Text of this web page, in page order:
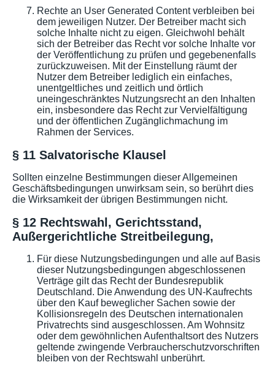
Rechte an User Generated Content verbleiben bei
dem jeweiligen Nutzer. Der Betreiber macht sich
solche Inhalte nicht zu eigen. Gleichwohl behält
sich der Betreiber das Recht vor solche Inhalte vor
der Veröffentlichung zu prüfen und gegebenenfalls
zurückzuweisen. Mit der Einstellung räumt der
Nutzer dem Betreiber lediglich ein einfaches,
unentgeltliches und zeitlich und örtlich
uneingeschränktes Nutzungsrecht an den Inhalten
ein, insbesondere das Recht zur Vervielfältigung
und der öffentlichen Zugänglichmachung im
Rahmen der Services.
§ 11 Salvatorische Klausel
Sollten einzelne Bestimmungen dieser Allgemeinen
Geschäftsbedingungen unwirksam sein, so berührt dies
die Wirksamkeit der übrigen Bestimmungen nicht.
§ 12 Rechtswahl, Gerichtsstand,
Außergerichtliche Streitbeilegung,
Für diese Nutzungsbedingungen und alle auf Basis
dieser Nutzungsbedingungen abgeschlossenen
Verträge gilt das Recht der Bundesrepublik
Deutschland. Die Anwendung des UN-Kaufrechts
über den Kauf beweglicher Sachen sowie der
Kollisionsregeln des Deutschen internationalen
Privatrechts sind ausgeschlossen. Am Wohnsitz
oder dem gewöhnlichen Aufenthaltsort des Nutzers
geltende zwingende Verbraucherschutzvorschriften
bleiben von der Rechtswahl unberührt.